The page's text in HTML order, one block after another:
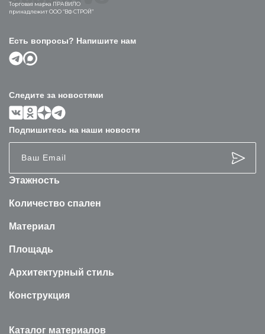
Торговая марка ПРАВИЛО
принадлежит ООО “ВФ СТРОЙ”
Есть вопросы? Напишите нам
Следите за новостями
Подпишитесь на наши новости
Этажность
Количество спален
Материал
Площадь
Архитектурный стиль
Конструкция
Каталог материалов